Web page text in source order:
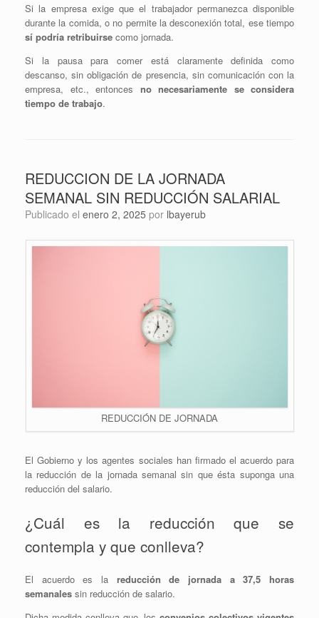
Si la empresa exige que el trabajador permanezca disponible
durante la comida, o no permite la desconexión total, ese tiempo
sí podría retribuirse como jornada.
Si la pausa para comer está claramente definida como
descanso, sin obligación de presencia, sin comunicación con la
empresa, etc., entonces no necesariamente se considera
tiempo de trabajo.
REDUCCION DE LA JORNADA
SEMANAL SIN REDUCCIÓN SALARIAL
Publicado el enero 2, 2025 por lbayerub
REDUCCIÓN DE JORNADA
El Gobierno y los agentes sociales han firmado el acuerdo para
la reducción de la jornada semanal sin que ésta suponga una
reducción del salario.
¿Cuál es la reducción que se
contempla y que conlleva?
El acuerdo es la reducción de jornada a 37,5 horas
semanales sin reducción de salario.